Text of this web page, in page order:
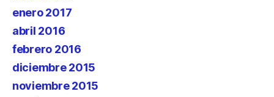
enero 2017
abril 2016
febrero 2016
diciembre 2015
noviembre 2015